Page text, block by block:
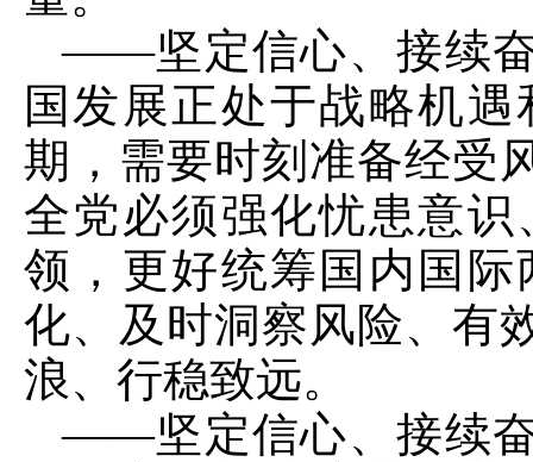
——坚定信心、接续奋
国发展正处于战略机
期，需要时刻准备经受
全党必须强化忧患意
领，更好统筹国内国
化、及时洞察风险、有
浪、行稳致远。
——坚定信心、接续奋